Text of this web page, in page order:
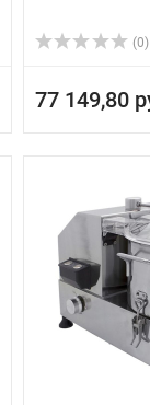
(0)
77 149,80